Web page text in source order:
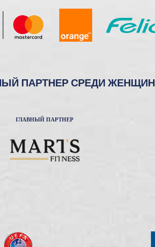
ПАРТНЕР СРЕДИ ЖЕНЩИН
ГЛАВНЫЙ ПАРТНЕР